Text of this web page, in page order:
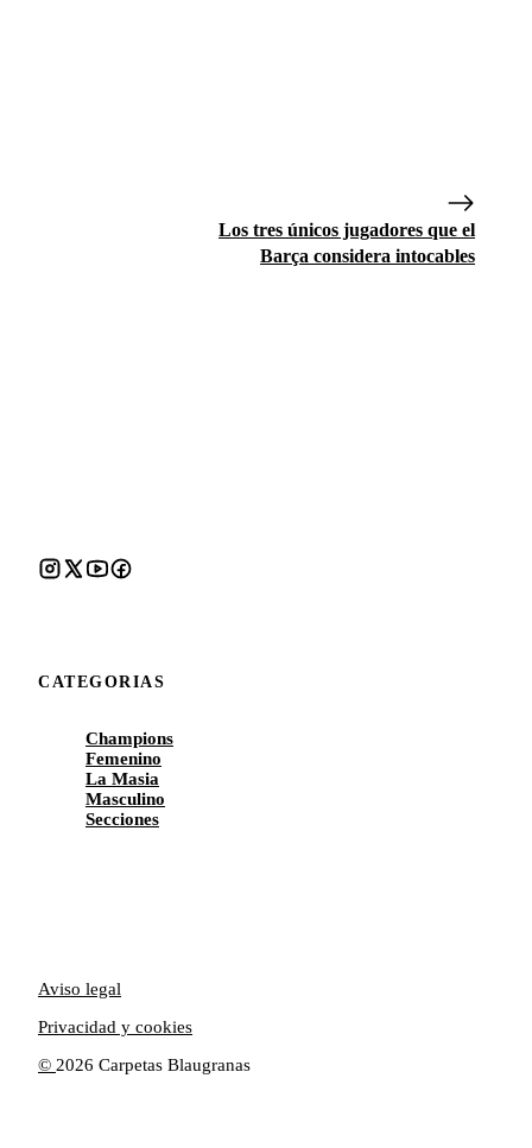
Los tres únicos jugadores que el
Barça considera intocables
CATEGORIAS
Champions
Femenino
La Masia
Masculino
Secciones
© 2026 Carpetas Blaugranas
Aviso legal
Privacidad y cookies